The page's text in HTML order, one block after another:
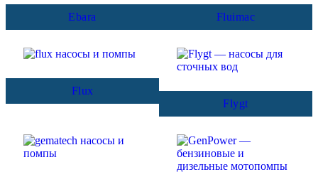
Ebara Fluimac
Flux
Flygt